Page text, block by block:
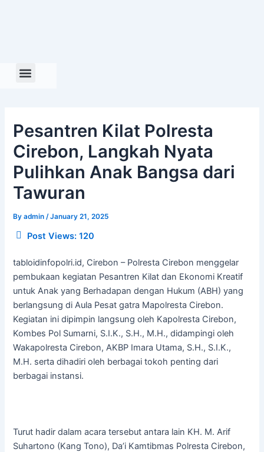
Pesantren Kilat Polresta
Cirebon, Langkah Nyata
Pulihkan Anak Bangsa dari
Tawuran
Byadmin /January 21, 2025
Post Views: 120
tabloidinfopolri.id, Cirebon – Polresta Cirebon menggelar
pembukaan kegiatan Pesantren Kilat dan Ekonomi Kreatif
untuk Anak yang Berhadapan dengan Hukum (ABH) yang
berlangsung di Aula Pesat gatra Mapolresta Cirebon.
Kegiatan ini dipimpin langsung oleh Kapolresta Cirebon,
Kombes Pol Sumarni, S.I.K., S.H., M.H., didampingi oleh
Wakapolresta Cirebon, AKBP Imara Utama, S.H., S.I.K.,
M.H. serta dihadiri oleh berbagai tokoh penting dari
berbagai instansi.
Turut hadir dalam acara tersebut antara lain KH. M. Arif
Suhartono (Kang Tono), Da’i Kamtibmas Polresta Cirebon,